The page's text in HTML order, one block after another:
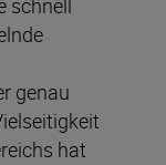
schnell
genau
hat